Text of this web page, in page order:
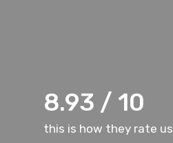
8.93 / 10
this is how they rate us